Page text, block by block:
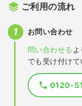
ご利用の流れ
お問い合わせ
問い合わせる
でも受け付けて
0120-